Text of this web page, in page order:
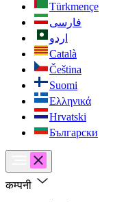
Türkmençe
فارسی
اردو
Català
Čeština
Suomi
Ελληνικά
Hrvatski
Български
कम्पनी